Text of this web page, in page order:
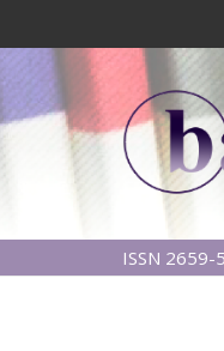
ISSN 2659-